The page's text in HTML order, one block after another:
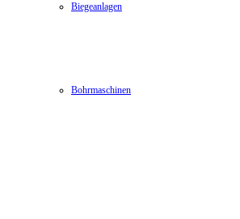
Biegeanlagen
Bohrmaschinen